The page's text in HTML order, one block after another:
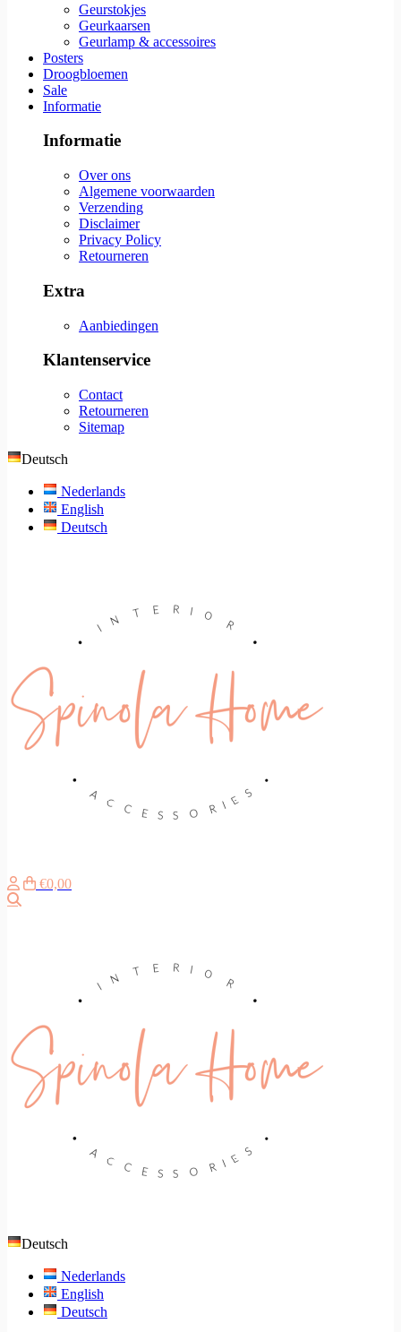
Geurstokjes
Geurkaarsen
Geurlamp & accessoires
Posters
Droogbloemen
Sale
Informatie
Informatie
Over ons
Algemene voorwaarden
Verzending
Disclaimer
Privacy Policy
Retourneren
Extra
Aanbiedingen
Klantenservice
Contact
Retourneren
Sitemap
Deutsch
Nederlands
English
Deutsch
€0,00
Deutsch
Nederlands
English
Deutsch